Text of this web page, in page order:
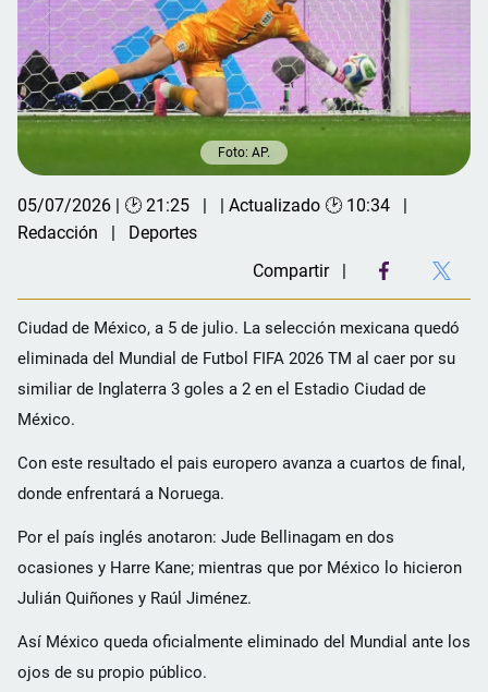
Foto: AP.
05/07/2026 | 🕑 21:25
| Actualizado 🕑 10:34
Redacción
Deportes
Compartir
Ciudad de México, a 5 de julio. La selección mexicana quedó
eliminada del Mundial de Futbol FIFA 2026 TM al caer por su
similiar de Inglaterra 3 goles a 2 en el Estadio Ciudad de
México.
Con este resultado el pais europero avanza a cuartos de final,
donde enfrentará a Noruega.
Por el país inglés anotaron: Jude Bellinagam en dos
ocasiones y Harre Kane; mientras que por México lo hicieron
Julián Quiñones y Raúl Jiménez.
Así México queda oficialmente eliminado del Mundial ante los
ojos de su propio público.